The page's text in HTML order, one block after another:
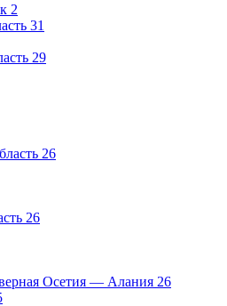
2
31
29
26
26
Осетия — Алания 26